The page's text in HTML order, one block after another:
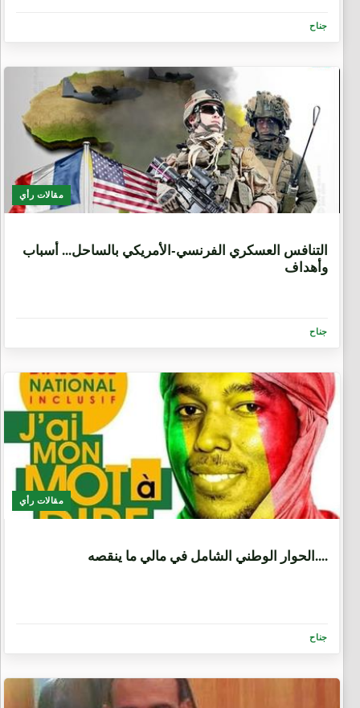
جناح
مقالات رأي
التنافس العسكري الفرنسي-الأمريكي بالساحل... أسباب
وأهداف
جناح
مقالات رأي
الحوار الوطني الشامل في مالي ما ينقصه....
جناح